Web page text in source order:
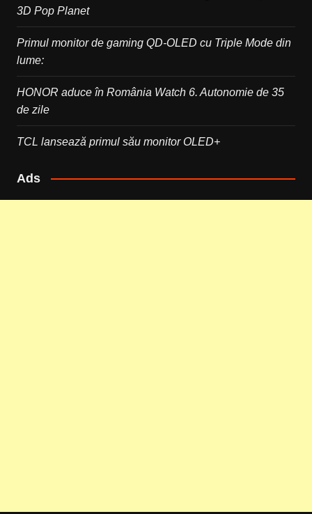
3D Pop Planet
Primul monitor de gaming QD-OLED cu Triple Mode din
lume:
HONOR aduce în România Watch 6. Autonomie de 35
de zile
TCL lansează primul său monitor OLED+
Ads